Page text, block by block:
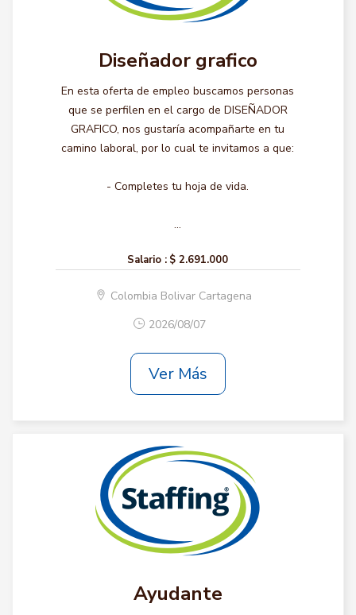
Diseñador grafico
En esta oferta de empleo buscamos personas
que se perfilen en el cargo de DISEÑADOR
GRAFICO, nos gustaría acompañarte en tu
camino laboral, por lo cual te invitamos a que:
- Completes tu hoja de vida.
...
Salario : $ 2.691.000
Colombia Bolivar Cartagena
2026/08/07
Ver Más
Ayudante